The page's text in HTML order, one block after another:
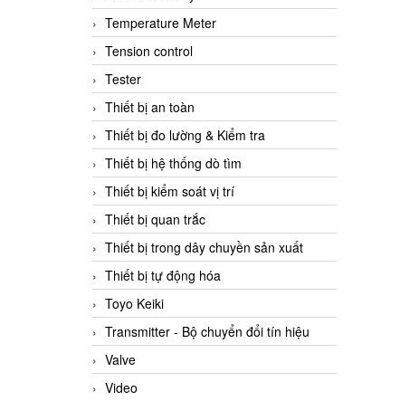
Temperature Meter
Tension control
Tester
Thiết bị an toàn
Thiết bị đo lường & Kiểm tra
Thiết bị hệ thống dò tìm
Thiết bị kiểm soát vị trí
Thiết bị quan trắc
Thiết bị trong dây chuyền sản xuất
Thiết bị tự động hóa
Toyo Keiki
Transmitter - Bộ chuyển đổi tín hiệu
Valve
Video